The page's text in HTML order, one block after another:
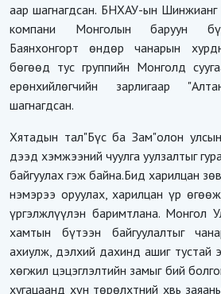
аар шагнагдсан. БНХАУ-ын Шинжианг
компани Монголын баруун
Баянхонгорт өндөр чанарын
бөгөөд тус группийн Монголд
ерөнхийлөгчийн зарлигаар
шагнагдсан.
Хятадын тал"Бүс ба Зам"олон
дээд хэмжээний чуулга уулзалтыг
байгуулах гэж байна.Бид харилцан
нэмэрээ оруулах, харилцан үр
үргэлжлүүлэн баримтлана. Монгол
хамтын бүтээн байгуулалтыг
ахиулж, дэлхий дахинд ашиг тустай
хөгжил цэцэглэлтийн замыг бий
хугацаанд хүн төрөлхтний хвь